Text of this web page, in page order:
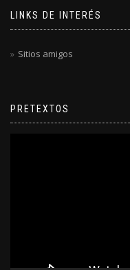
LINKS DE INTERÉS
Sitios amigos
PRETEXTOS